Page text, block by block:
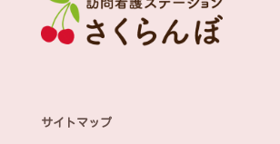
サイトマップ